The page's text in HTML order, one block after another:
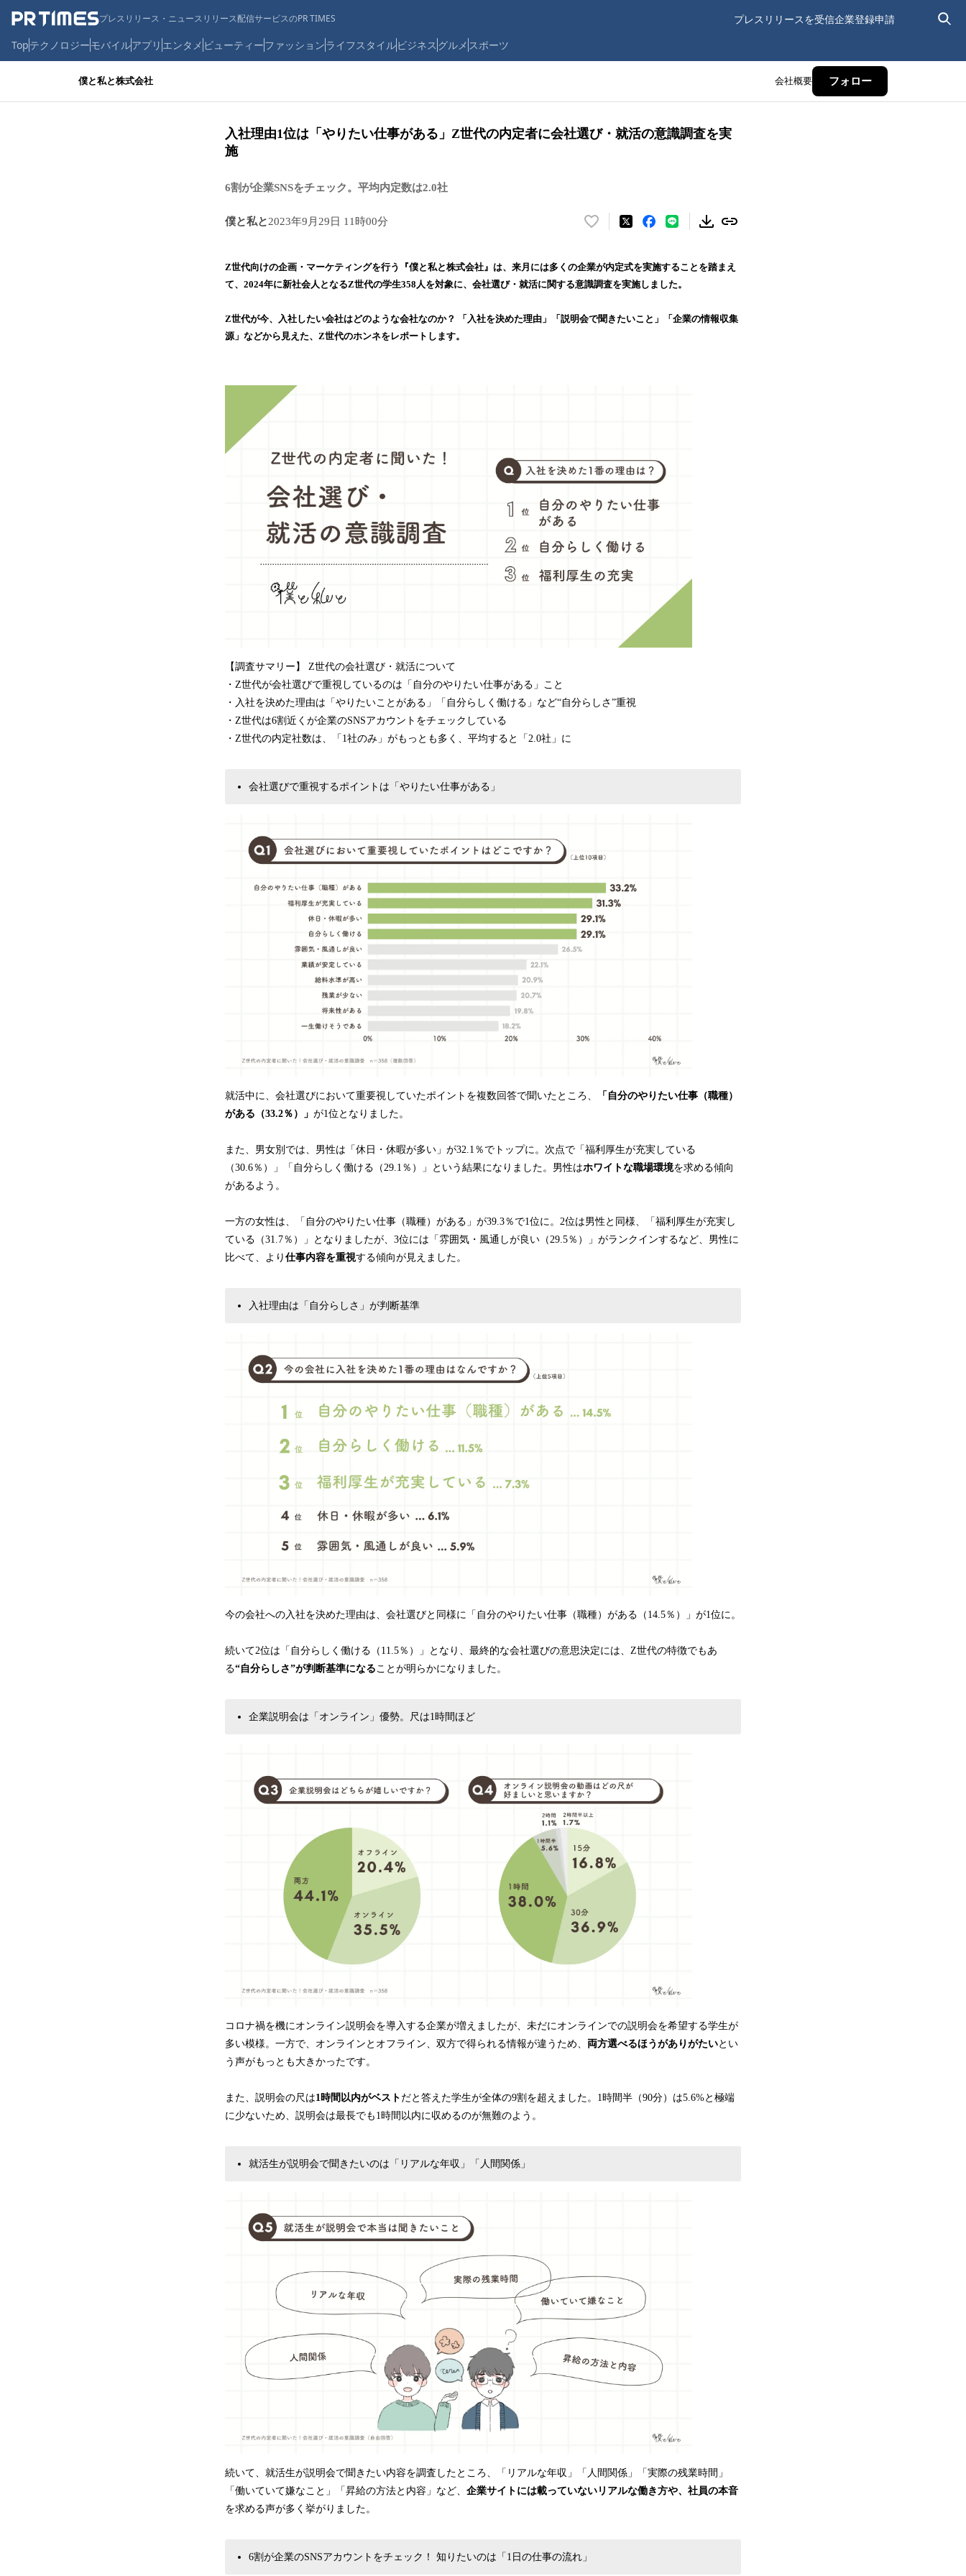
プレスリリース・ニュースリリース配信サービスのPR TIMES プレスリリースを受信企業登録申請
Topテクノロジーモバイルアプリ エンタメ ビューティーファッションライフスタイルビジネス グルメ スポーツ
僕と私と株式会社 会社概要 フォロー
入社理由1位は「やりたい仕事がある」Z世代の内定者に会社選び・就活の意識調査を実
施
6割が企業SNSをチェック。平均内定数は2.0社
僕と私と2023年9月29日 11時00分
い
！
数
読
Z世代向けの企画・マーケティングを行う『僕と私と株式会社』は、来月には多くの企業が内定式を実施することを踏まえ
て、2024年に新社会人となるZ世代の学生358人を対象に、会社選び・就活に関する意識調査を実施しました。
Z世代が今、入社したい会社はどのような会社なのか？ 「入社を決めた理由」「説明会で聞きたいこと」「企業の情報収集
源」などから見えた、Z世代のホンネをレポートします。
【調査サマリー】 Z世代の会社選び・就活について
・Z世代が会社選びで重視しているのは「自分のやりたい仕事がある」こと
・入社を決めた理由は「やりたいことがある」「自分らしく働ける」など“自分らしさ”重視
・Z世代は6割近くが企業のSNSアカウントをチェックしている
・Z世代の内定社数は、「1社のみ」がもっとも多く、平均すると「2.0社」に
会社選びで重視するポイントは「やりたい仕事がある」
就活中に、会社選びにおいて重要視していたポイントを複数回答で聞いたところ、
「自分のやりたい仕事（職種）
がある（33.2％）」 が1位となりました。
また、男女別では、男性は「休日・休暇が多い」が32.1％でトップに。次点で「福利厚生が充実している
（30.6％）」「自分らしく働ける（29.1％）」という結果になりました。男性はホワイトな職場環境を求める傾向
があるよう。
一方の女性は、「自分のやりたい仕事（職種）がある」が39.3％で1位に。2位は男性と同様、「福利厚生が充実し
ている（31.7％）」となりましたが、3位には「雰囲気・風通しが良い（29.5％）」がランクインするなど、男性に
比べて、より 仕事内容を重視する傾向が見えました。
入社理由は「自分らしさ」が判断基準
今の会社への入社を決めた理由は、会社選びと同様に「自分のやりたい仕事（職種）がある（14.5％）」が1位に。
続いて2位は「自分らしく働ける（11.5％）」となり、最終的な会社選びの意思決定には、Z世代の特徴でもあ
る“自分らしさ”が判断基準になることが明らかになりました。
企業説明会は「オンライン」優勢。尺は1時間ほど
コロナ禍を機にオンライン説明会を導入する企業が増えましたが、未だにオンラインでの説明会を希望する学生が
多い模様。一方で、オンラインとオフライン、双方で得られる情報が違うため、 両方選べるほうがありがたいとい
う声がもっとも大きかったです。
また、説明会の尺は1時間以内がベスト だと答えた学生が全体の9割を超えました。1時間半（90分）は5.6%と極端
に少ないため、説明会は最長でも1時間以内に収めるのが無難のよう。
就活生が説明会で聞きたいのは「リアルな年収」「人間関係」
続いて、就活生が説明会で聞きたい内容を調査したところ、「リアルな年収」「人間関係」「実際の残業時間」
「働いていて嫌なこと」「昇給の方法と内容」など、 企業サイトには載っていないリアルな働き方や、社員の本音
を求める声が多く挙がりました。
6割が企業のSNSアカウントをチェック！ 知りたいのは「1日の仕事の流れ」